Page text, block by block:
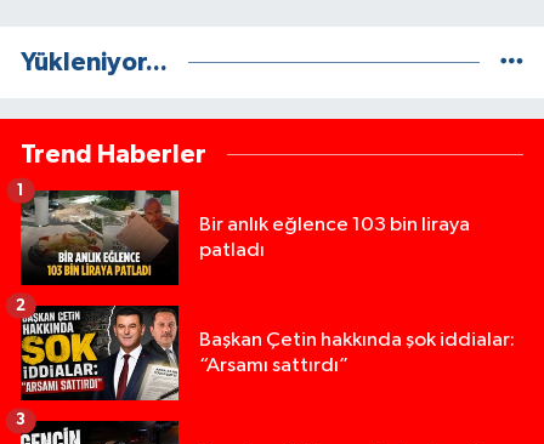
Yükleniyor...
Trend Haberler
Bir anlık eğlence 103 bin liraya
patladı
1
Başkan Çetin hakkında şok iddialar:
“Arsamı sattırdı”
2
3